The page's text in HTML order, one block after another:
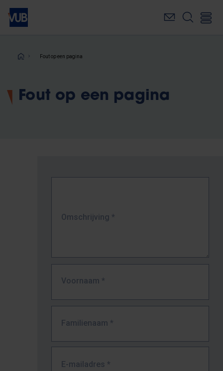
Overslaan
naar
inhoudKruimelpad
Fout op een pagina
Fout op een pagina
Omschrijving *
Voornaam *
Familienaam *
E-mailadres *